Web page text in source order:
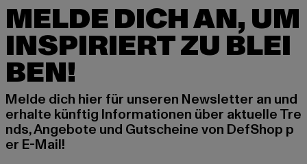
MELDE DICH AN, UM
INSPIRIERT ZU BLEI
BEN!
Melde dich hier für unseren Newsletter an und
erhalte künftig Informationen über aktuelle Tre
nds, Angebote und Gutscheine von DefShop p
er E-Mail!